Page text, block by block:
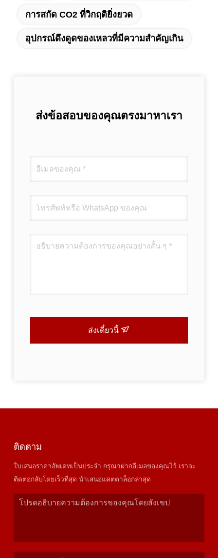
การสกัด CO2 ที่วิกฤติยิ่งยวด
อุปกรณ์ดึงดูดของเหลวที่มีความสําคัญเกิน
ส่งข้อสอบของคุณตรงมาหาเรา
ส่งเดี๋ยวนี้
ติดตาม
ใบเสนอราคาอัพเดทเป็นประจำ กรุณาฝากอีเมลของคุณไว้ เราจะ
ติดต่อกลับโดยเร็วที่สุด นำเสนอแคตตาล็อกล่าสุด